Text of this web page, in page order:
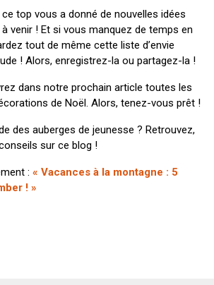
top vous a donné de nouvelles idées
venir ! Et si vous manquez de temps en
tout de même cette liste d’envie
! Alors, enregistrez-la ou partagez-la !
dans notre prochain article toutes les
de Noël. Alors, tenez-vous prêt !
des auberges de jeunesse ? Retrouvez,
sur ce blog !
: « Vacances à la montagne : 5
! »